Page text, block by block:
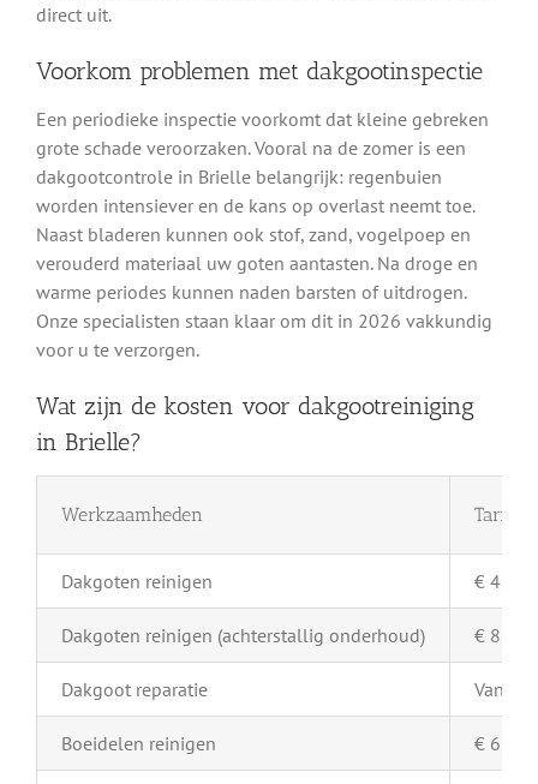
direct uit.
Voorkom problemen met dakgootinspectie
Een periodieke inspectie voorkomt dat kleine gebreken
grote schade veroorzaken. Vooral na de zomer is een
dakgootcontrole in Brielle belangrijk: regenbuien
worden intensiever en de kans op overlast neemt toe.
Naast bladeren kunnen ook stof, zand, vogelpoep en
verouderd materiaal uw goten aantasten. Na droge en
warme periodes kunnen naden barsten of uitdrogen.
Onze specialisten staan klaar om dit in 2026 vakkundig
voor u te verzorgen.
Wat zijn de kosten voor dakgootreiniging
in Brielle?
Werkzaamheden Tarief
Dakgoten reinigen € 4,-
Dakgoten reinigen (achterstallig onderhoud) € 8,-
Dakgoot reparatie Vanaf
Boeidelen reinigen € 6,-